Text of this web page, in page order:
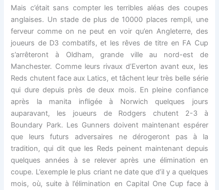
Mais c’était sans compter les terribles aléas des coupes
anglaises. Un stade de plus de 10000 places rempli, une
ferveur comme on ne peut en voir qu’en Angleterre, des
joueurs de D3 combatifs, et les rêves de titre en FA Cup
s’arrêteront à Oldham, grande ville au nord-est de
Manchester. Comme leurs rivaux d’Everton avant eux, les
Reds chutent face aux Latics, et tâchent leur très belle série
qui dure depuis près de deux mois. En pleine confiance
après la manita infligée à Norwich quelques jours
auparavant, les joueurs de Rodgers chutent 2-3 à
Boundary Park. Les Gunners doivent maintenant espérer
que leurs futurs adversaires ne dérogeront pas à la
tradition, qui dit que les Reds peinent maintenant depuis
quelques années à se relever après une élimination en
coupe. L’exemple le plus criant ne date que d’il y a quelques
mois, où, suite à l’élimination en Capital One Cup face à